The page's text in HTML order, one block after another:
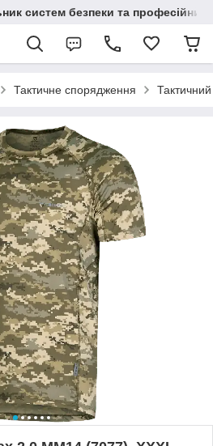
систем безпеки та професійних
Тактичне спорядження